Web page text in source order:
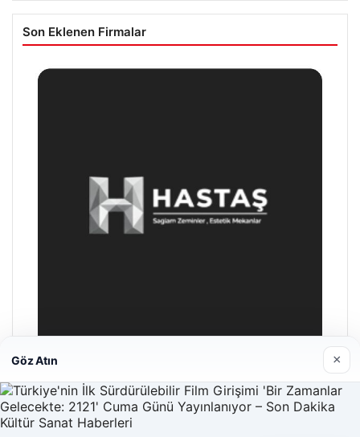
Son Eklenen Firmalar
Hastaş Beton
26/05/2026
Göz Atın ×